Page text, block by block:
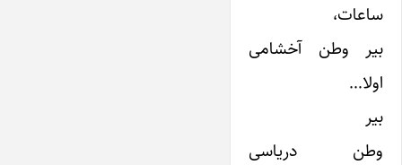
ساعات،
بیر وطن آخشامی
اولا…
بیر
وطن دریاسی